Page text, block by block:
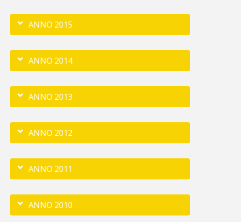
ANNO 2015
ANNO 2014
ANNO 2013
ANNO 2012
ANNO 2011
ANNO 2010